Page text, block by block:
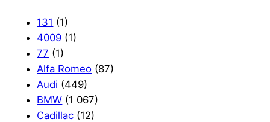
131 (1)
4009 (1)
77 (1)
Alfa Romeo (87)
Audi (449)
BMW (1 067)
Cadillac (12)